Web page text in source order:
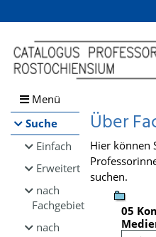
Browsen
direkt zum Inhalt
Menü
Suche
Einfach
Erweitert
nach
Fachgebiet
nach
Über
Hier können
suchen.
05